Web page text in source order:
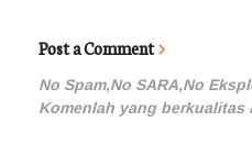
Post a Comment
No Spam,No SARA,No
Komenlah yang berkualitas